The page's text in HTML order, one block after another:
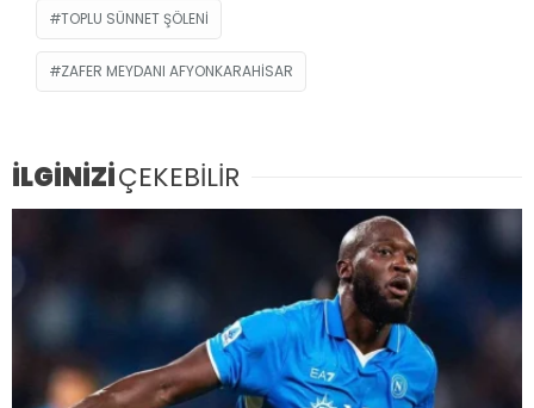
TOPLU SÜNNET ŞÖLENI
ZAFER MEYDANI AFYONKARAHISAR
İLGİNİZİÇEKEBİLİR